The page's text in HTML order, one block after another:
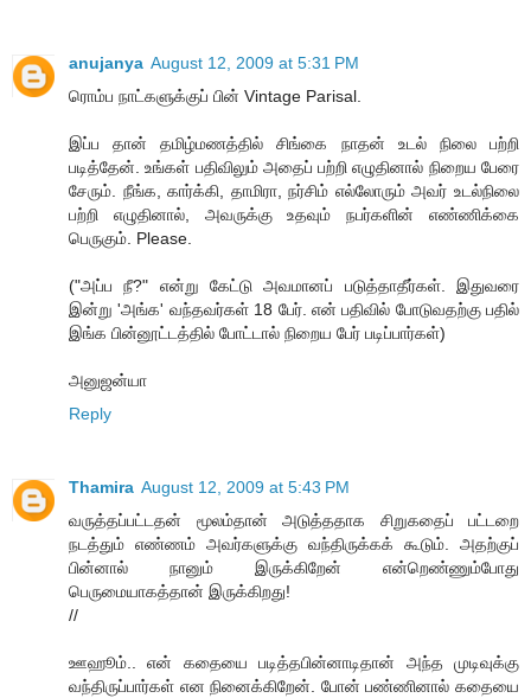
anujanya August 12, 2009 at 5:31 PM
ரொம்ப நாட்களுக்குப் பின் Vintage Parisal.
இப்ப தான் தமிழ்மணத்தில் சிங்கை நாதன் உடல் நிலை பற்றி
படித்தேன். உங்கள் பதிவிலும் அதைப் பற்றி எழுதினால் நிறைய பேரை
சேரும். நீங்க, கார்க்கி, தாமிரா, நர்சிம் எல்லோரும் அவர் உடல்நிலை
பற்றி எழுதினால், அவருக்கு உதவும் நபர்களின் எண்ணிக்கை
பெருகும். Please.
("அப்ப நீ?" என்று கேட்டு அவமானப் படுத்தாதீர்கள். இதுவரை
இன்று 'அங்க' வந்தவர்கள் 18 பேர். என் பதிவில் போடுவதற்கு பதில்
இங்க பின்னூட்டத்தில் போட்டால் நிறைய பேர் படிப்பார்கள்)
அனுஜன்யா
Reply
Thamira August 12, 2009 at 5:43 PM
வருத்தப்பட்டதன் மூலம்தான் அடுத்ததாக சிறுகதைப் பட்டறை
நடத்தும் எண்ணம் அவர்களுக்கு வந்திருக்கக் கூடும். அதற்குப்
பின்னால் நானும் இருக்கிறேன் என்றெண்ணும்போது
பெருமையாகத்தான் இருக்கிறது!
//
ஊஹூம்.. என் கதையை படித்தபின்னாடிதான் அந்த முடிவுக்கு
வந்திருப்பார்கள் என நினைக்கிறேன். போன் பண்ணினால் கதையை